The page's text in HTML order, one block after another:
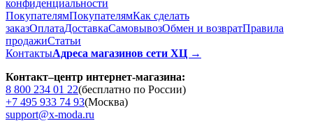
конфиденциальности
ПокупателямПокупателямКак сделать
заказОплатаДоставкаCамовывозОбмен и возвратПравила
продажиСтатьи
КонтактыАдреса магазинов сети ХЦ →
Контакт–центр интернет-магазина:
8 800 234 01 22(бесплатно по России)
+7 495 933 74 93(Москва)
support@x-moda.ru